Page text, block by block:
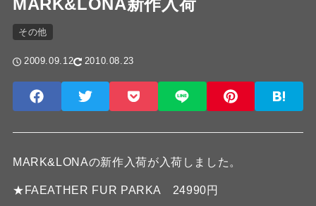
MARK&LONA新作入荷
その他
2009.09.12 2010.08.23
MARK&LONAの新作入荷が入荷しました。
★FAEATHER FUR PARKA 24990円